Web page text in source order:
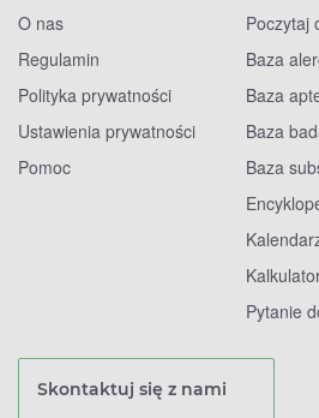
O nas
Regulamin
Polityka prywatności
Ustawienia prywatności
Pomoc
Poczytaj
Baza
Baza
Baza
Baza
Pytanie
Skontaktuj się z nami